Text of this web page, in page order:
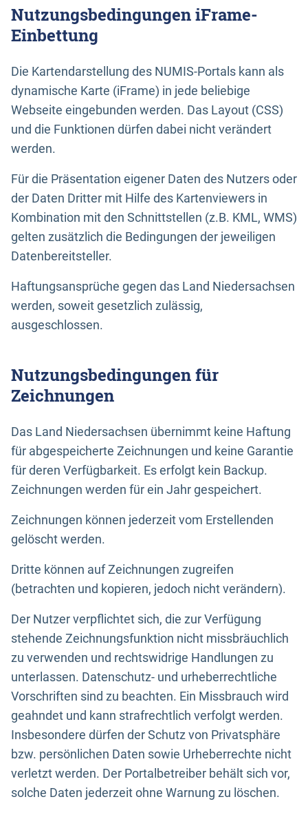
Nutzungsbedingungen iFrame-
Einbettung
Die Kartendarstellung des NUMIS-Portals kann als
dynamische Karte (iFrame) in jede beliebige
Webseite eingebunden werden. Das Layout (CSS)
und die Funktionen dürfen dabei nicht verändert
werden.
Für die Präsentation eigener Daten des Nutzers oder
der Daten Dritter mit Hilfe des Kartenviewers in
Kombination mit den Schnittstellen (z.B. KML, WMS)
gelten zusätzlich die Bedingungen der jeweiligen
Datenbereitsteller.
Haftungsansprüche gegen das Land Niedersachsen
werden, soweit gesetzlich zulässig,
ausgeschlossen.
Nutzungsbedingungen für
Zeichnungen
Das Land Niedersachsen übernimmt keine Haftung
für abgespeicherte Zeichnungen und keine Garantie
für deren Verfügbarkeit. Es erfolgt kein Backup.
Zeichnungen werden für ein Jahr gespeichert.
Zeichnungen können jederzeit vom Erstellenden
gelöscht werden.
Dritte können auf Zeichnungen zugreifen
(betrachten und kopieren, jedoch nicht verändern).
Der Nutzer verpflichtet sich, die zur Verfügung
stehende Zeichnungsfunktion nicht missbräuchlich
zu verwenden und rechtswidrige Handlungen zu
unterlassen. Datenschutz- und urheberrechtliche
Vorschriften sind zu beachten. Ein Missbrauch wird
geahndet und kann strafrechtlich verfolgt werden.
Insbesondere dürfen der Schutz von Privatsphäre
bzw. persönlichen Daten sowie Urheberrechte nicht
verletzt werden. Der Portalbetreiber behält sich vor,
solche Daten jederzeit ohne Warnung zu löschen.